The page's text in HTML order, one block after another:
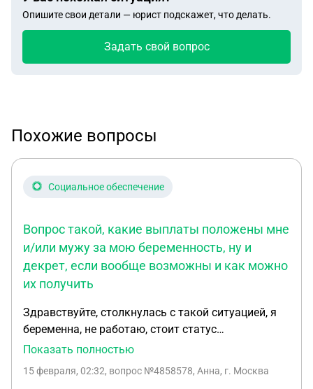
Опишите свои детали — юрист подскажет, что делать.
Задать свой вопрос
Похожие вопросы
Социальное обеспечение
Вопрос такой, какие выплаты положены мне
и/или мужу за мою беременность, ну и
декрет, если вообще возможны и как можно
их получить
Здравствуйте, столкнулась с такой ситуацией, я
беременна, не работаю, стоит статус
«самозанятая», муж военный, служит на крайнем
мне и/или мужу за мою беременность, ну и
Показать полностью
15 февраля, 02:32, вопрос №4858578, Анна, г. Москва